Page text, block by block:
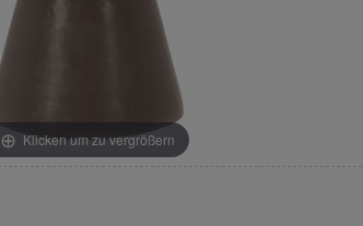
Klicken um zu vergrößern